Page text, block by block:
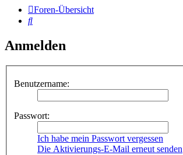
Foren-Übersicht
Suche
Anmelden
Benutzername:
Passwort:
Ich habe mein Passwort vergessen
Die Aktivierungs-E-Mail erneut senden